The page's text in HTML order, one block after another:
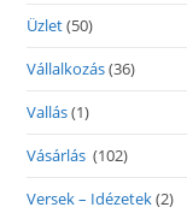
Üzlet(50)
Vállalkozás(36)
Vallás(1)
Vásárlás (102)
Versek – Idézetek(2)